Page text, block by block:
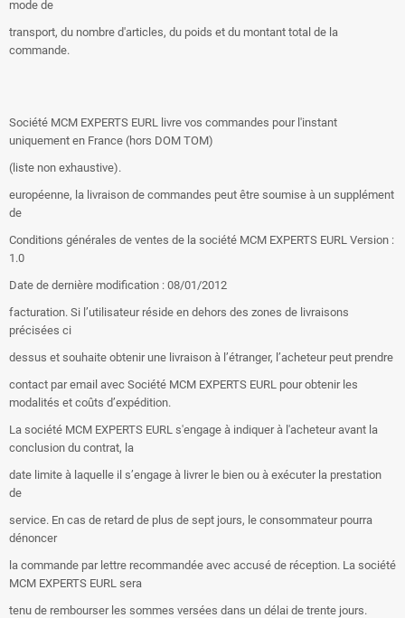
mode de
transport, du nombre d'articles, du poids et du montant total de la
commande.
Société MCM EXPERTS EURL livre vos commandes pour l'instant
uniquement en France (hors DOM TOM)
(liste non exhaustive).
européenne, la livraison de commandes peut être soumise à un supplément
de
Conditions générales de ventes de la société MCM EXPERTS EURL Version :
1.0
Date de dernière modification : 08/01/2012
facturation. Si l’utilisateur réside en dehors des zones de livraisons
précisées ci
dessus et souhaite obtenir une livraison à l’étranger, l’acheteur peut prendre
contact par email avec Société MCM EXPERTS EURL pour obtenir les
modalités et coûts d’expédition.
La société MCM EXPERTS EURL s'engage à indiquer à l'acheteur avant la
conclusion du contrat, la
date limite à laquelle il s’engage à livrer le bien ou à exécuter la prestation
de
service. En cas de retard de plus de sept jours, le consommateur pourra
dénoncer
la commande par lettre recommandée avec accusé de réception. La société
MCM EXPERTS EURL sera
tenu de rembourser les sommes versées dans un délai de trente jours.